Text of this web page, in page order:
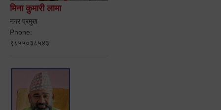
मिना कुमारी लामा
नगर प्रमुख
Phone:
९८५५०३८५४३